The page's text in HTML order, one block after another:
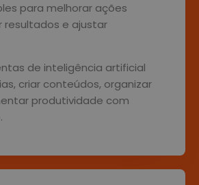
para melhorar ações
resultados e ajustar
de inteligência artificial
criar conteúdos, organizar
produtividade com